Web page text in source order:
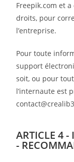
Freepik.com et
droits, pour
l’entreprise.
Pour toute
support
soit, ou pour
l’internaute est
ARTICLE 4 -
-